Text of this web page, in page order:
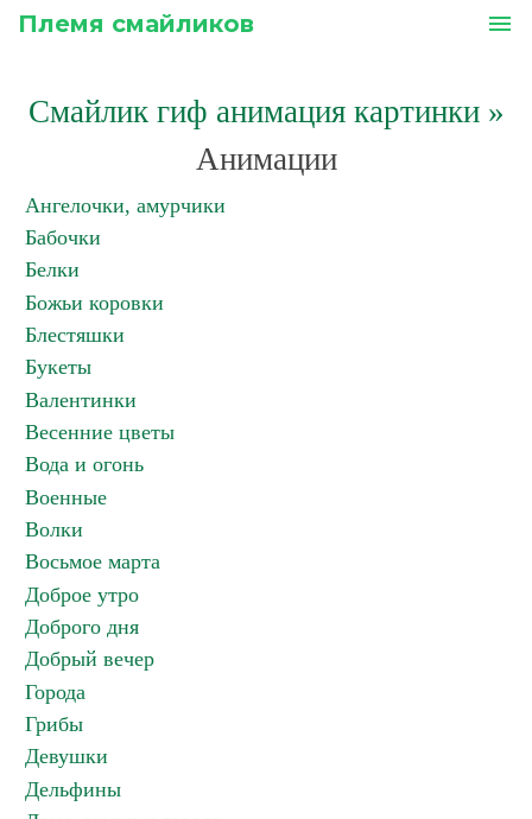
Племя смайликов menu
Смайлик гиф анимация картинки»
Анимации
Ангелочки, амурчики
Бабочки
Белки
Божьи коровки
Блестяшки
Букеты
Валентинки
Весенние цветы
Вода и огонь
Военные
Волки
Восьмое марта
Доброе утро
Доброго дня
Добрый вечер
Города
Грибы
Девушки
Дельфины